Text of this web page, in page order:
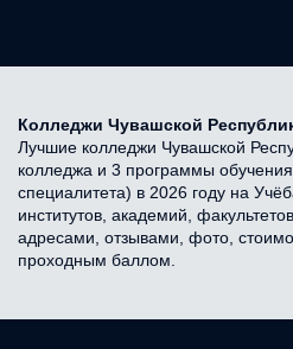
Колледжи Чувашской
Лучшие колледжи Чувашской
колледжа и 3 программы
специалитета) в 2026 году на
институтов, академий,
адресами, отзывами, фото,
проходным баллом.